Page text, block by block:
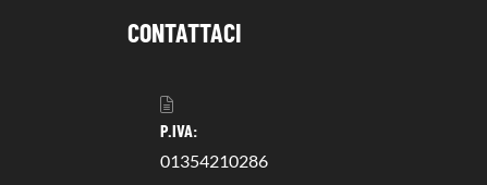
CONTATTACI
P.IVA:
01354210286